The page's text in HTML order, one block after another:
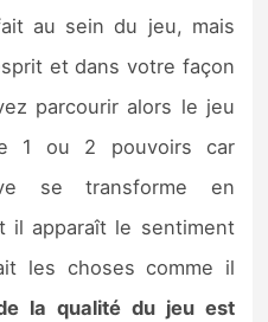
au sein du jeu, mais
et dans votre façon
parcourir alors le jeu
1 ou 2 pouvoirs car
se transforme en
il apparaît le sentiment
les choses comme il
la qualité du jeu est